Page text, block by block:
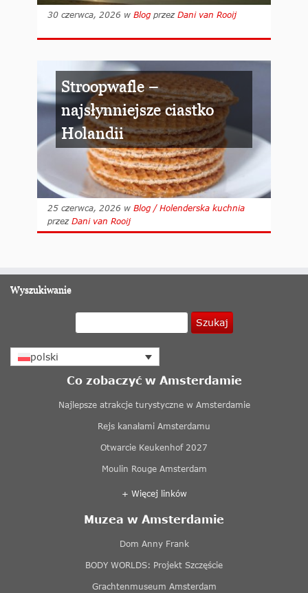
30 czerwca, 2026 w Blog przez Dani van Rooij
Stroopwafle –
najsłynniejsze ciastko
Holandii
25 czerwca, 2026 w Blog / Holenderska kuchnia
przez Dani van Rooij
Wyszukiwanie
Szukaj
polski
Co zobaczyć w Amsterdamie
Najlepsze atrakcje turystyczne w Amsterdamie
Rejs kanałami Amsterdamu
Otwarcie Keukenhof 2027
Moulin Rouge Amsterdam
+ Więcej linków
Muzea w Amsterdamie
Dom Anny Frank
BODY WORLDS: Projekt Szczęście
Grachtenmuseum Amsterdam